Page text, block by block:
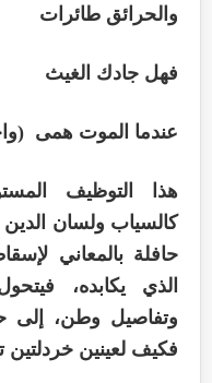
والحرائق طائرات
فهل جادك الغيث
عندما الموت همى
هذا التوظيف
كالسياب ولسان
حافلة بالمعاني
الذي يكابده،
وتفاصيل وطن، إلى
فكيف لعينين